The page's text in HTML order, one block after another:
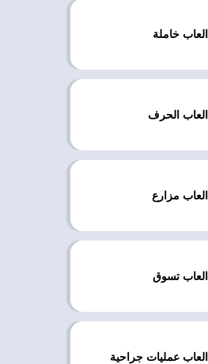
العاب خاملة
العاب الحرف
العاب مزارع
العاب تسوق
العاب عمليات جراحية